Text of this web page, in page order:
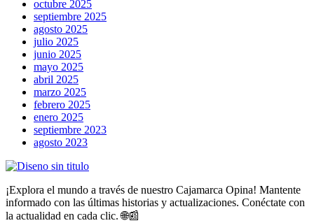
octubre 2025
septiembre 2025
agosto 2025
julio 2025
junio 2025
mayo 2025
abril 2025
marzo 2025
febrero 2025
enero 2025
septiembre 2023
agosto 2023
¡Explora el mundo a través de nuestro Cajamarca Opina! Mantente
informado con las últimas historias y actualizaciones. Conéctate con
la actualidad en cada clic. 🌐📰